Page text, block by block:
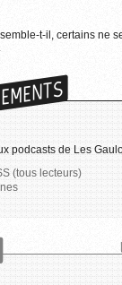
t-il, certains ne
podcasts de Les
(tous lecteurs)